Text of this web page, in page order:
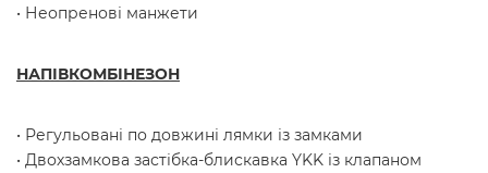
• Неопренові манжети
НАПІВКОМБІНЕЗОН
• Регульовані по довжині лямки із замками
• Двохзамкова застібка-блискавка YKK із клапаном